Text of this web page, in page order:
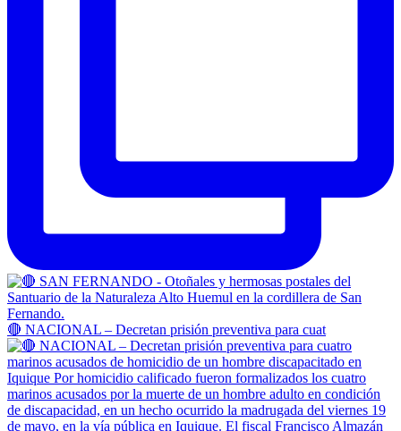
🔴 NACIONAL – Decretan prisión preventiva para cuat